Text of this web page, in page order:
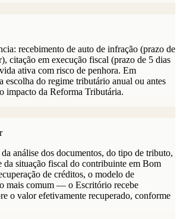
recebimento de auto de infração (prazo de
citação em execução fiscal (prazo de 5 dias
ativa com risco de penhora. Em
escolha do regime tributário anual ou antes
impacto da Reforma Tributária.
análise dos documentos, do tipo de tributo,
da situação fiscal do contribuinte em Bom
de créditos, o modelo de
mais comum — o Escritório recebe
o valor efetivamente recuperado, conforme